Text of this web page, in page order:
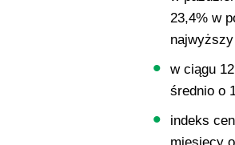
23,4% w
w ciągu
średnio o
indeks